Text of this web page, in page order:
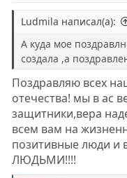
Ludmila написал(а):
А куда мое
создала ,а
Поздравляю всех
отечества! мы в ас
защитники,вера
всем вам на
позитивные люди и
ЛЮДЬМИ!!!!